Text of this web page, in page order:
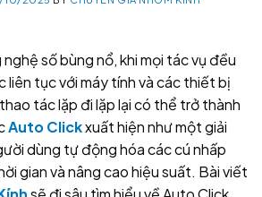
số bùng nổ, khi mọi tác vụ đều
liên tục với máy tính và các thiết bị
tác lặp đi lặp lại có thể trở thành
Auto Clickxuất hiện như một giải
dùng tự động hóa các cú nhấp
gian và nâng cao hiệu suất. Bài viết